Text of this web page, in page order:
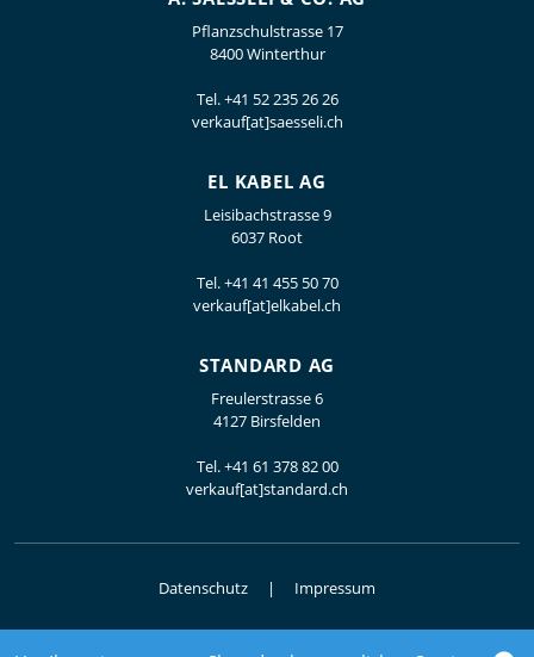
Pflanzschulstrasse 17
8400 Winterthur
Tel.+41 52 235 26 26
verkauf[at]saesseli.ch
EL KABEL AG
Leisibachstrasse 9
6037 Root
Tel.+41 41 455 50 70
verkauf[at]elkabel.ch
STANDARD AG
Freulerstrasse 6
4127 Birsfelden
Tel.+41 61 378 82 00
verkauf[at]standard.ch
Datenschutz Impressum